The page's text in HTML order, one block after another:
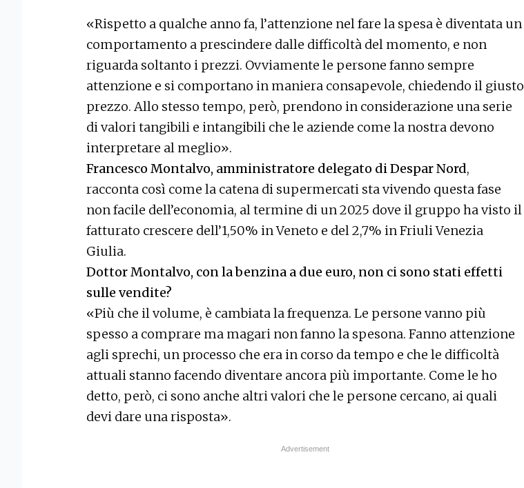
«Rispetto a qualche anno fa, l’attenzione nel fare la spesa è diventata un
comportamento a prescindere dalle difficoltà del momento, e non
riguarda soltanto i prezzi. Ovviamente le persone fanno sempre
attenzione e si comportano in maniera consapevole, chiedendo il giusto
prezzo. Allo stesso tempo, però, prendono in considerazione una serie
di valori tangibili e intangibili che le aziende come la nostra devono
interpretare al meglio».
Francesco Montalvo, amministratore delegato di Despar Nord,
racconta così come la catena di supermercati sta vivendo questa fase
non facile dell’economia, al termine di un 2025 dove il gruppo ha visto il
fatturato crescere dell’1,50% in Veneto e del 2,7% in Friuli Venezia
Giulia.
Dottor Montalvo, con la benzina a due euro, non ci sono stati effetti
sulle vendite?
«Più che il volume, è cambiata la frequenza. Le persone vanno più
spesso a comprare ma magari non fanno la spesona. Fanno attenzione
agli sprechi, un processo che era in corso da tempo e che le difficoltà
attuali stanno facendo diventare ancora più importante. Come le ho
detto, però, ci sono anche altri valori che le persone cercano, ai quali
devi dare una risposta».